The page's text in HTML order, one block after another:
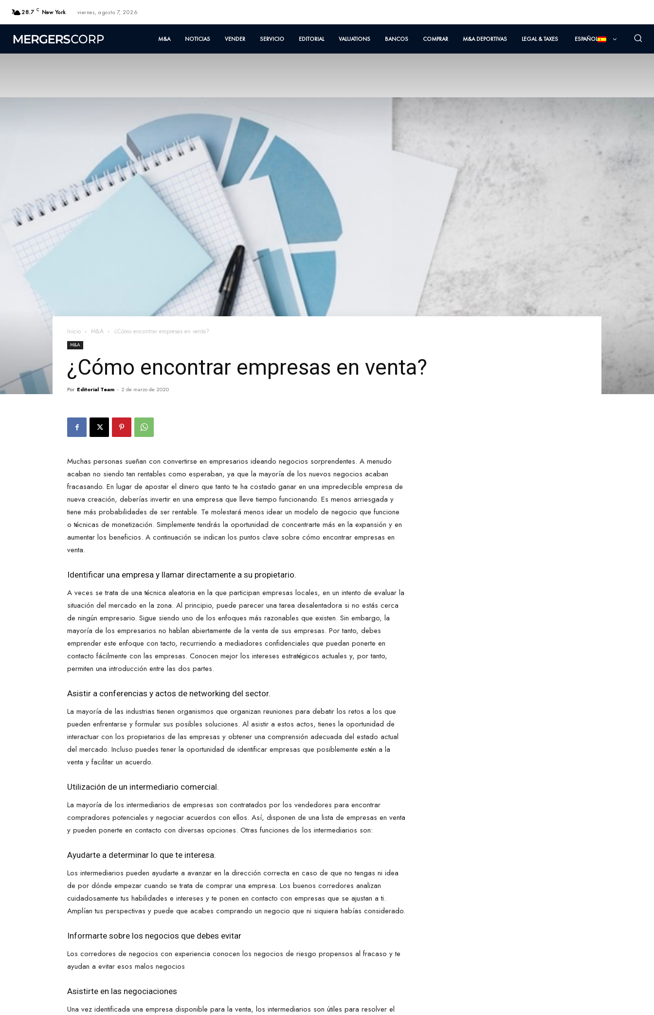
28.7 C New York viernes, agosto 7, 2026
M&A NOTICIAS VENDER SERVICIO EDITORIAL VALUATIONS BANCOS COMPRAR M&A DEPORTIVAS LEGAL & TAXES ESPAÑOL
Inicio M&A ¿Cómo encontrar empresas en venta?
M&A
¿Cómo encontrar empresas en venta?
Por Editorial Team - 2 de marzo de 2020
Muchas personas sueñan con convertirse en empresarios ideando negocios sorprendentes. A menudo
acaban no siendo tan rentables como esperaban, ya que la mayoría de los nuevos negocios acaban
fracasando. En lugar de apostar el dinero que tanto te ha costado ganar en una impredecible empresa de
nueva creación, deberías invertir en una empresa que lleve tiempo funcionando. Es menos arriesgada y
tiene más probabilidades de ser rentable. Te molestará menos idear un modelo de negocio que funcione
o técnicas de monetización. Simplemente tendrás la oportunidad de concentrarte más en la expansión y en
aumentar los beneficios. A continuación se indican los puntos clave sobre cómo encontrar empresas en
venta.
Identificar una empresa y llamar directamente a su propietario.
A veces se trata de una técnica aleatoria en la que participan empresas locales, en un intento de evaluar la
situación del mercado en la zona. Al principio, puede parecer una tarea desalentadora si no estás cerca
de ningún empresario. Sigue siendo uno de los enfoques más razonables que existen. Sin embargo, la
mayoría de los empresarios no hablan abiertamente de la venta de sus empresas. Por tanto, debes
emprender este enfoque con tacto, recurriendo a mediadores confidenciales que puedan ponerte en
contacto fácilmente con las empresas. Conocen mejor los intereses estratégicos actuales y, por tanto,
permiten una introducción entre las dos partes.
Asistir a conferencias y actos de networking del sector.
La mayoría de las industrias tienen organismos que organizan reuniones para debatir los retos a los que
pueden enfrentarse y formular sus posibles soluciones. Al asistir a estos actos, tienes la oportunidad de
interactuar con los propietarios de las empresas y obtener una comprensión adecuada del estado actual
del mercado. Incluso puedes tener la oportunidad de identificar empresas que posiblemente estén a la
venta y facilitar un acuerdo.
Utilización de un intermediario comercial.
La mayoría de los intermediarios de empresas son contratados por los vendedores para encontrar
compradores potenciales y negociar acuerdos con ellos. Así, disponen de una lista de empresas en venta
y pueden ponerte en contacto con diversas opciones. Otras funciones de los intermediarios son:
Ayudarte a determinar lo que te interesa.
Los intermediarios pueden ayudarte a avanzar en la dirección correcta en caso de que no tengas ni idea
de por dónde empezar cuando se trata de comprar una empresa. Los buenos corredores analizan
cuidadosamente tus habilidades e intereses y te ponen en contacto con empresas que se ajustan a ti.
Amplían tus perspectivas y puede que acabes comprando un negocio que ni siquiera habías considerado.
Informarte sobre los negocios que debes evitar
Los corredores de negocios con experiencia conocen los negocios de riesgo propensos al fracaso y te
ayudan a evitar esos malos negocios
Asistirte en las negociaciones
Una vez identificada una empresa disponible para la venta, los intermediarios son útiles para resolver el